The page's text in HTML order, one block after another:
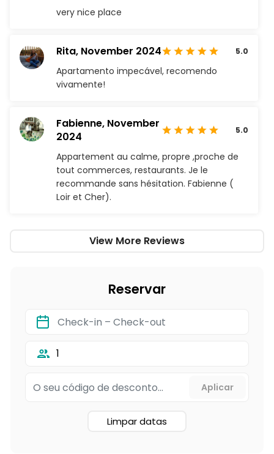
very nice place
Rita, November 2024 5.0
Apartamento impecável, recomendo
vivamente!
Fabienne, November
2024
5.0
Appartement au calme, propre ,proche de
tout commerces, restaurants. Je le
recommande sans hésitation. Fabienne (
Loir et Cher).
View More Reviews
Reservar
1
Limpar datas